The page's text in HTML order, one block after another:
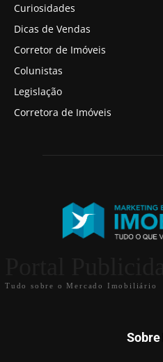
Curiosidades
Dicas de Vendas
Corretor de Imóveis
Colunistas
Legislação
Corretora de Imóveis
Tudo sobre o Mercado Imobiliário
Sobre